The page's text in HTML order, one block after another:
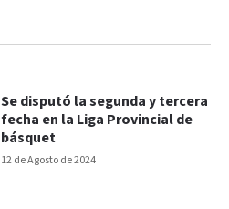
12 de Agosto de 2024
Se disputó la segunda y tercera
fecha en la Liga Provincial de
básquet